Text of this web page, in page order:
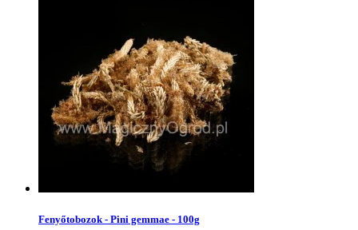
Fenyőtobozok - Pini gemmae - 100g